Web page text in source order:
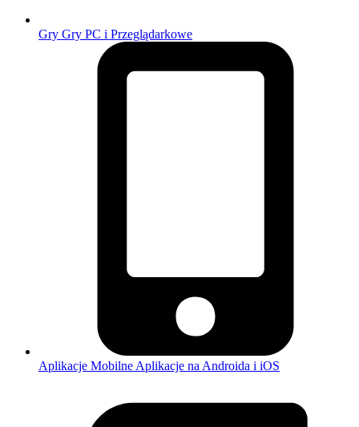
Gry Gry PC i Przeglądarkowe
Aplikacje Mobilne Aplikacje na Androida i iOS